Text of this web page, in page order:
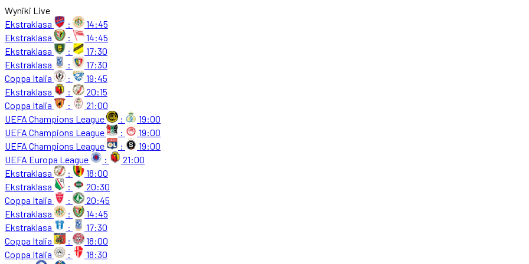
Wyniki Live
Ekstraklasa
:
14:45
Ekstraklasa
:
14:45
Ekstraklasa
:
17:30
Ekstraklasa
:
17:30
Coppa Italia
:
19:45
Ekstraklasa
:
20:15
Coppa Italia
:
21:00
UEFA Champions League
:
19:00
UEFA Champions League
:
19:00
UEFA Champions League
:
19:00
UEFA Europa League
:
21:00
Ekstraklasa
:
18:00
Ekstraklasa
:
20:30
Coppa Italia
:
20:45
Ekstraklasa
:
14:45
Ekstraklasa
:
17:30
Coppa Italia
:
18:00
Coppa Italia
:
18:30